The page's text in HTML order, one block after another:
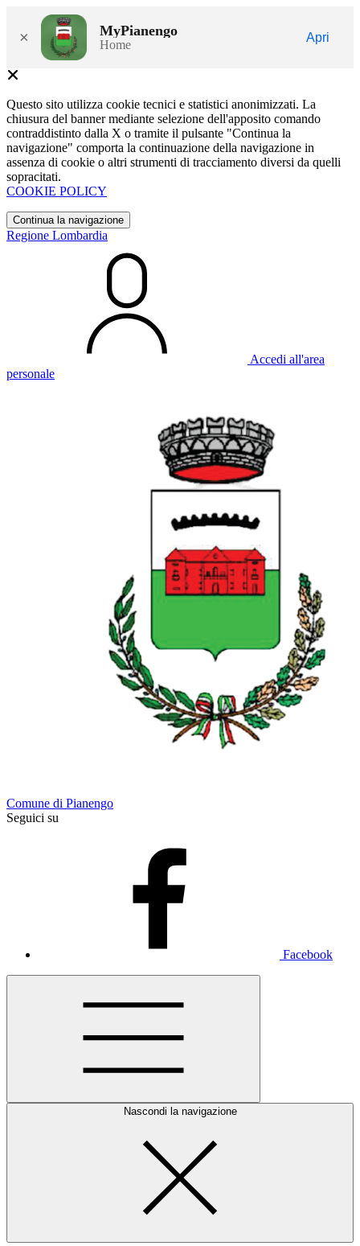
× MyPianengo
Home
Apri
Questo sito utilizza cookie tecnici e statistici anonimizzati. La
chiusura del banner mediante selezione dell'apposito comando
contraddistinto dalla X o tramite il pulsante "Continua la
navigazione" comporta la continuazione della navigazione in
assenza di cookie o altri strumenti di tracciamento diversi da quelli
sopracitati.
COOKIE POLICY
Continua la navigazione
Regione Lombardia
Accedi all'area
personale
Comune di Pianengo
Seguici su
Facebook
Nascondi la navigazione